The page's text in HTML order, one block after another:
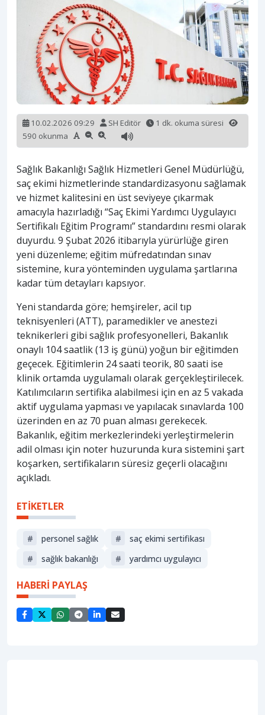
10.02.2026 09:29 SH Editör
1 dk. okuma süresi
590 okunma
Sağlık Bakanlığı Sağlık Hizmetleri Genel Müdürlüğü,
saç ekimi hizmetlerinde standardizasyonu sağlamak
ve hizmet kalitesini en üst seviyeye çıkarmak
amacıyla hazırladığı “Saç Ekimi Yardımcı Uygulayıcı
Sertifikalı Eğitim Programı” standardını resmi olarak
duyurdu. 9 Şubat 2026 itibarıyla yürürlüğe giren
yeni düzenleme; eğitim müfredatından sınav
sistemine, kura yönteminden uygulama şartlarına
kadar tüm detayları kapsıyor.
Yeni standarda göre; hemşireler, acil tıp
teknisyenleri (ATT), paramedikler ve anestezi
teknikerleri gibi sağlık profesyonelleri, Bakanlık
onaylı 104 saatlik (13 iş günü) yoğun bir eğitimden
geçecek. Eğitimlerin 24 saati teorik, 80 saati ise
klinik ortamda uygulamalı olarak gerçekleştirilecek.
Katılımcıların sertifika alabilmesi için en az 5 vakada
aktif uygulama yapması ve yapılacak sınavlarda 100
üzerinden en az 70 puan alması gerekecek.
Bakanlık, eğitim merkezlerindeki yerleştirmelerin
adil olması için noter huzurunda kura sistemini şart
koşarken, sertifikaların süresiz geçerli olacağını
açıkladı.
ETİKETLER
# personel sağlık #
saç ekimi sertifikası
#
sağlik bakanliği # yardımcı uygulayıcı
HABERİ PAYLAŞ